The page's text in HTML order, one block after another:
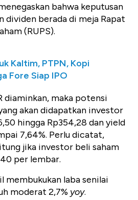
bahwa keputusan
dividen berada di meja Rapat
(RUPS).
Kaltim, PTPN, Kopi
Fore Siap IPO
diaminkan, maka potensi
akan didapatkan investor
hingga Rp354,28 dan yield
7,64%. Perlu dicatat,
jika investor beli saham
per lembar.
membukukan laba senilai
moderat 2,7% yoy.